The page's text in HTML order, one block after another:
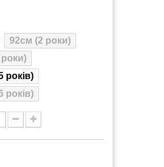
92см (2 роки)
років)
років)